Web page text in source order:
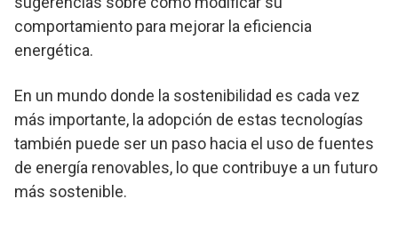
comportamiento para mejorar la eficiencia
energética.
En un mundo donde la sostenibilidad es cada vez
más importante, la adopción de estas tecnologías
también puede ser un paso hacia el uso de fuentes
de energía renovables, lo que contribuye a un futuro
más sostenible.